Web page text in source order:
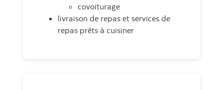
covoiturage
livraison de repas et services de
repas prêts à cuisiner